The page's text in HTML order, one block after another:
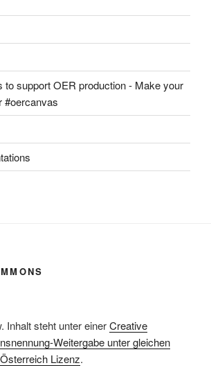
to support OER production - Make your
#oercanvas
Inhalt steht unter einerCreative
Weitergabe unter gleichen
Lizenz.